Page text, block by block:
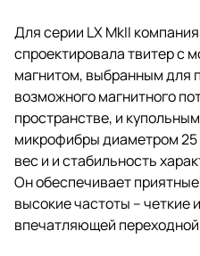
Для серии LX MkII
спроектировала твитер
магнитом, выбранным для
возможного магнитного
пространстве, и
микрофибры диаметром
вес и и стабильность
Он обеспечивает
высокие частоты – четкие
впечатляющей переходной